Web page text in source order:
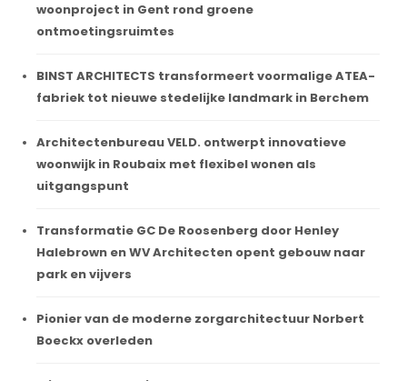
woonproject in Gent rond groene
ontmoetingsruimtes
BINST ARCHITECTS transformeert voormalige ATEA-
fabriek tot nieuwe stedelijke landmark in Berchem
Architectenbureau VELD. ontwerpt innovatieve
woonwijk in Roubaix met flexibel wonen als
uitgangspunt
Transformatie GC De Roosenberg door Henley
Halebrown en WV Architecten opent gebouw naar
park en vijvers
Pionier van de moderne zorgarchitectuur Norbert
Boeckx overleden